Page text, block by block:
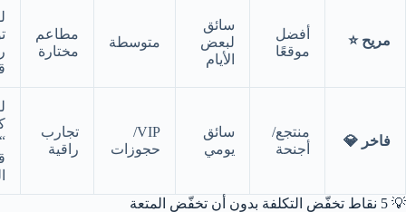
مريح ⭐
أفضل
موقعًا
سائق
لبعض
الأيام
متوسطة
مطاعم
مختارة
فاخر 💎
منتجع/
أجنحة
سائق
يومي
VIP/
حجوزات
تجارب
راقية
💡 5 نقاط تخفّض التكلفة بدون أن تخفّض المتعة